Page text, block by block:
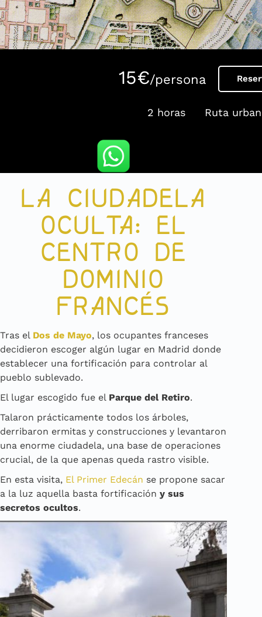
15€/persona
2 horas Ruta
LA CIUDADELA
OCULTA: EL
CENTRO DE
DOMINIO
FRANCÉS
Tras el Dos de Mayo, los ocupantes franceses
decidieron escoger algún lugar en Madrid donde
establecer una fortificación para controlar al
pueblo sublevado.
El lugar escogido fue el Parque del Retiro.
Talaron prácticamente todos los árboles,
derribaron ermitas y construcciones y levantaron
una enorme ciudadela, una base de operaciones
crucial, de la que apenas queda rastro visible.
En esta visita, El Primer Edecán se propone sacar
a la luz aquella basta fortificación y sus
secretos ocultos.